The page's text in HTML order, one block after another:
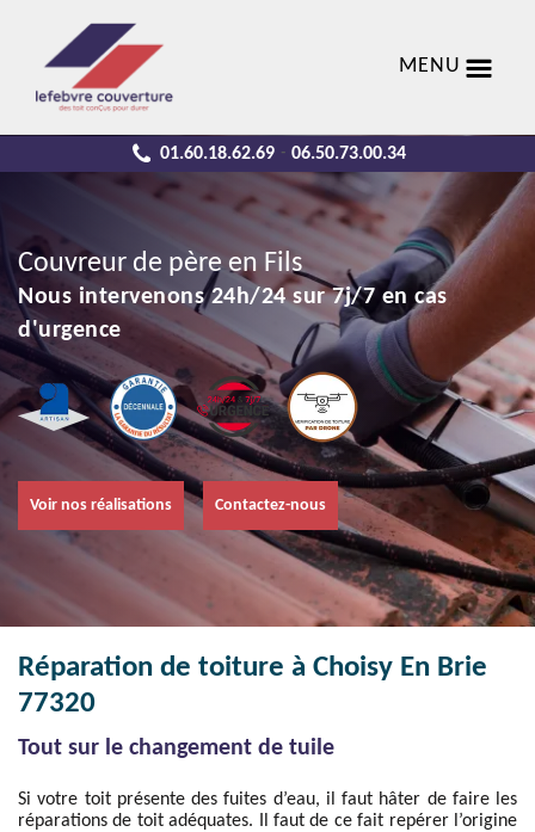
MENU
01.60.18.62.69 - 06.50.73.00.34
Couvreur de père en Fils
Nous intervenons 24h/24 sur 7j/7 en cas
d'urgence
Voir nos réalisations Contactez-nous
Réparation de toiture à Choisy En Brie
77320
Tout sur le changement de tuile
Si votre toit présente des fuites d’eau, il faut hâter de faire les
réparations de toit adéquates. Il faut de ce fait repérer l’origine